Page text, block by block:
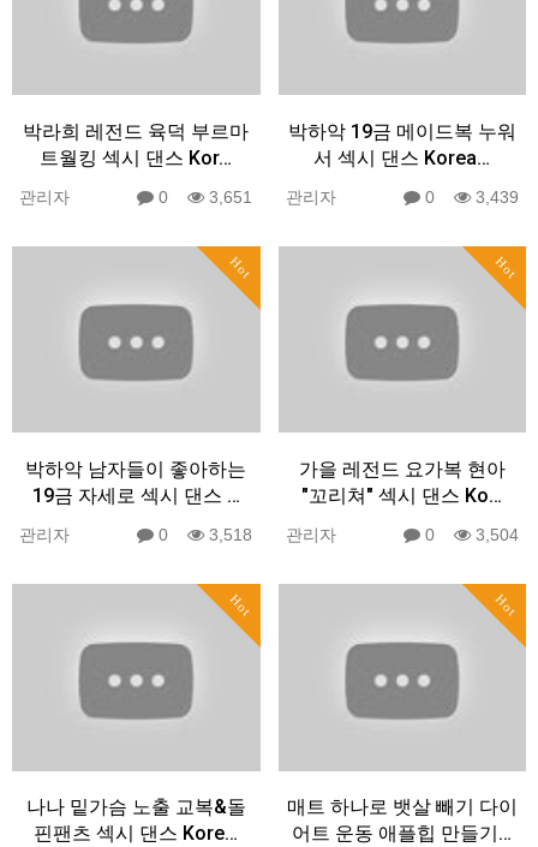
박라희 레전드 육덕 부르마
트월킹 섹시 댄스 Kor…
관리자 0 3,651
박하악 19금 메이드복 누워
서 섹시 댄스 Korea…
관리자 0 3,439
Hot
박하악 남자들이 좋아하는
19금 자세로 섹시 댄스 …
관리자 0 3,518
Hot
가을 레전드 요가복 현아
"꼬리쳐" 섹시 댄스 Ko…
관리자 0 3,504
Hot
나나 밑가슴 노출 교복&돌
핀팬츠 섹시 댄스 Kore…
Hot
매트 하나로 뱃살 빼기 다이
어트 운동 애플힙 만들기…